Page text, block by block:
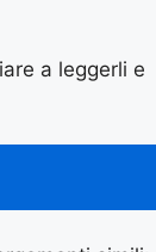
a leggerli e